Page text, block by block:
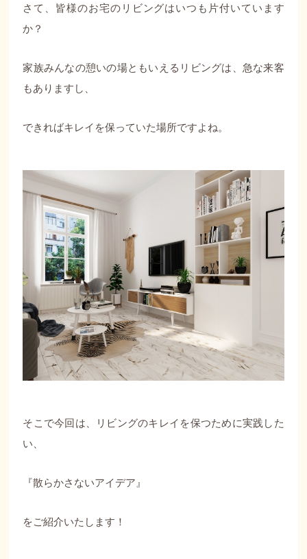
さて、皆様のお宅のリビングはいつも片付いています
か？
家族みんなの憩いの場ともいえるリビングは、急な来客
もありますし、
できればキレイを保っていた場所ですよね。
そこで今回は、リビングのキレイを保つために実践した
い、
『散らかさないアイデア』
をご紹介いたします！